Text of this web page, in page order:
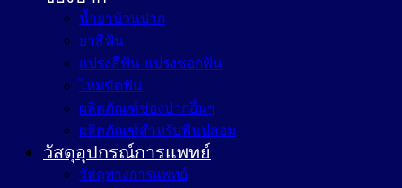
น้ำยาบ้วนปาก
ยาสีฟัน
แปรงสีฟัน-แปรงซอกฟัน
ไหมขัดฟัน
ผลิตภัณฑ์ช่องปากอื่นๆ
ผลิตภัณฑ์สำหรับฟันปลอม
วัสดุอุปกรณ์การแพทย์
วัสดุทางการแพทย์